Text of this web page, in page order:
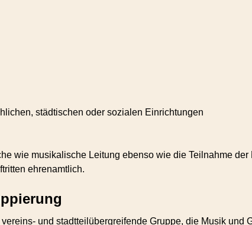
städtischen oder sozialen Einrichtungen
wie musikalische Leitung ebenso wie die Teilnahme der
ehrenamtlich.
und stadtteilübergreifende Gruppe, die Musik und